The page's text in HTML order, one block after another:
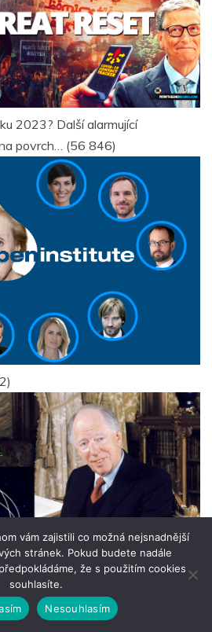
2023? Další alarmující
povrch… (56 846)
vám zajistili co možná nejsnadnější
stránek. Pokud budete nadále
že s použitím cookies
souhlasíte.
Nesouhlasím